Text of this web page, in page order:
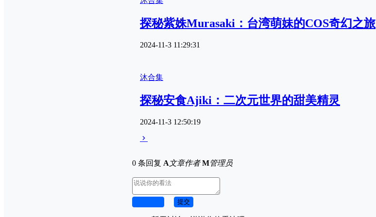
探秘紫姝Murasaki：台湾萌妹的COS奇幻之旅
2024-11-3 11:29:31
沐合集
探秘安食Ajiki：二次元世界的甜美精灵
2024-11-3 12:50:19
0 条回复 A文章作者 M管理员
提交